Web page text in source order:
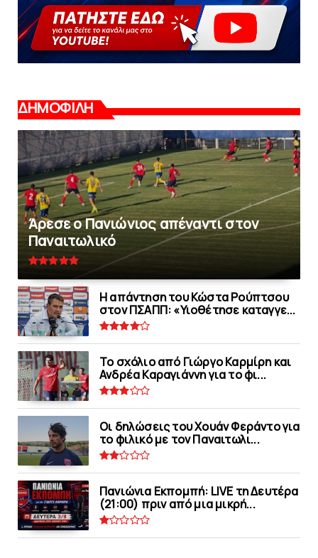
ΔΗΜΟΦΙΛΗ
Άρεσε ο Πανιώνιος απέναντι στoν
Παναιτωλικό
Η απάντηση του Κώστα Ρούπτσου
στον ΠΣΑΠΠ: «Υιοθέτησε καταγγε...
Το σχόλιο από Γιώργο Καρμίρη και
Ανδρέα Καραγιάννη για το φι...
Οι δηλώσεις του Χουάν Φεράντο για
το φιλικό με τoν Παναιτωλι...
Πανιώνια Εκπομπή: LIVE τη Δευτέρα
(21:00) πριν από μια μικρή...